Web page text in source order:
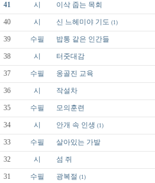
41 시 이삭 줍는 목회
40 시 신 느헤미야 기도 (1)
39 수필 밥통 같은 인간들
38 시 터줏대감
37 수필 옹골진 교육
36 시 작설차
35 수필 모의훈련
34 시 안개 속 인생 (1)
33 수필 살아있는 가발
32 시 섬 쥐
31 수필 광복절 (1)